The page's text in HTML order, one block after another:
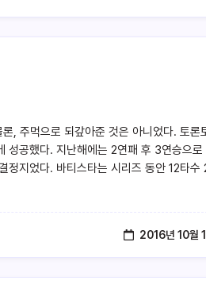
, 주먹으로 되갚아준 것은 아니었다. 토론
성공했다. 지난해에는 2연패 후 3연승으로
정지었다. 바티스타는 시리즈 동안 12타수
2016년 10월